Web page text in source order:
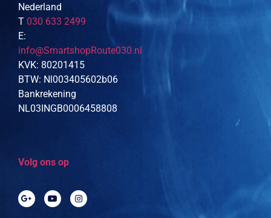
Nederland
T 030 633 2499
E:
info@SmartshopRoute030.nl
KVK: 80201415
BTW: Nl003405602b06
Bankrekening
NL03INGB0006458808
Volg ons op